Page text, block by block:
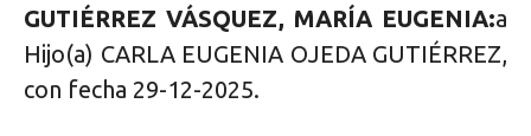
GUTIÉRREZ VÁSQUEZ, MARÍA EUGENIA:a
Hijo(a) CARLA EUGENIA OJEDA GUTIÉRREZ,
con fecha 29-12-2025.